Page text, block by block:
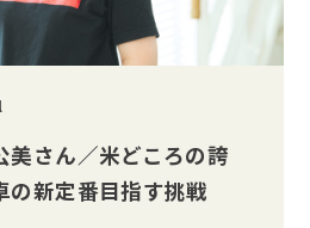
さん／米どころの誇
新定番目指す挑戦